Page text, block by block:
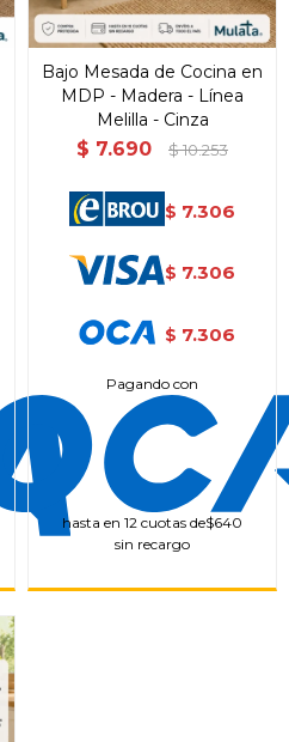
Bajo Mesada de Cocina en
MDP - Madera - Línea
Melilla - Cinza
$ 7.690 $ 10.253
$ 7.306
$ 7.306
$ 7.306
Pagando con
hasta en 12 cuotas de$640
sin recargo